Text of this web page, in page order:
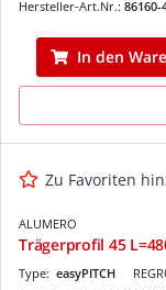
Hersteller-Art.Nr.: 86160-
In den
Zu Favoriten
ALUMERO
Trägerprofil 45
Type: easyPITCH